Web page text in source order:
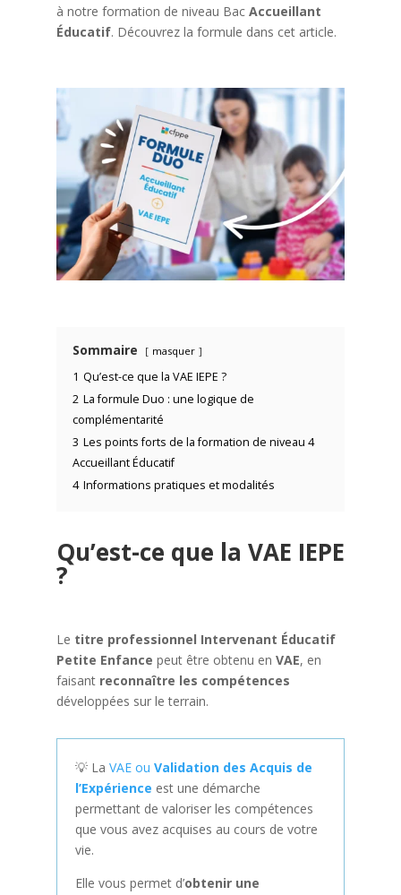
à notre formation de niveau Bac Accueillant
Éducatif. Découvrez la formule dans cet article.
Sommaire masquer
1 Qu’est-ce que la VAE IEPE ?
2 La formule Duo : une logique de
complémentarité
3 Les points forts de la formation de niveau 4
Accueillant Éducatif
4 Informations pratiques et modalités
Qu’est-ce que la VAE IEPE
?
Le titre professionnel Intervenant Éducatif
Petite Enfance peut être obtenu en VAE, en
faisant reconnaître les compétences
développées sur le terrain.
💡 La VAE ou Validation des Acquis de
l’Expérience est une démarche
permettant de valoriser les compétences
que vous avez acquises au cours de votre
vie.
Elle vous permet d’obtenir une